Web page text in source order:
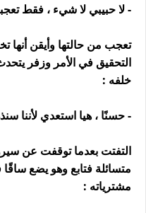
- لا حبيبي لا شيء ، فقط
تعجب من حالتها وأيقن أنها
التحقيق في الأمر وزفر
خلفه :
- حسنًا ، هيا استعدي لأننا
التفتت بعدما توقفت عن
متسائلة فتابع وهو يضع
مشترياته :